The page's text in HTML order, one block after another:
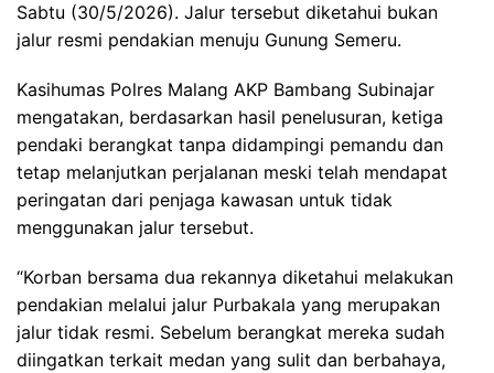
Sabtu (30/5/2026). Jalur tersebut diketahui bukan
jalur resmi pendakian menuju Gunung Semeru.
Kasihumas Polres Malang AKP Bambang Subinajar
mengatakan, berdasarkan hasil penelusuran, ketiga
pendaki berangkat tanpa didampingi pemandu dan
tetap melanjutkan perjalanan meski telah mendapat
peringatan dari penjaga kawasan untuk tidak
menggunakan jalur tersebut.
“Korban bersama dua rekannya diketahui melakukan
pendakian melalui jalur Purbakala yang merupakan
jalur tidak resmi. Sebelum berangkat mereka sudah
diingatkan terkait medan yang sulit dan berbahaya,